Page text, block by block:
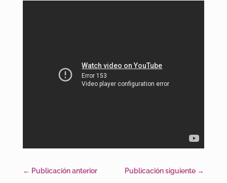
← Publicación anterior Publicación siguiente →